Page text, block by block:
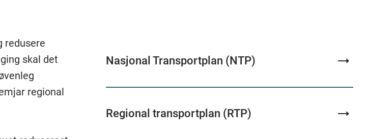
redusere
skal det
regional
Nasjonal Transportplan (NTP)
Regional transportplan (RTP)